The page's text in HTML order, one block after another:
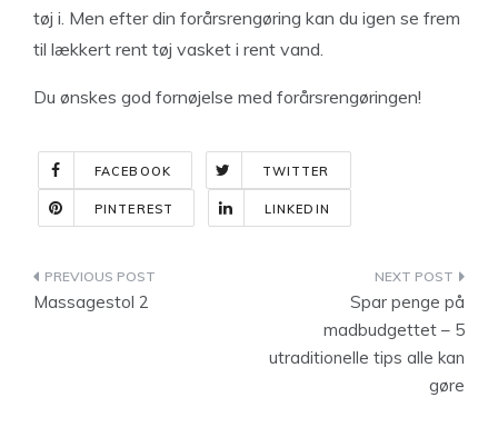
tøj i. Men efter din forårsrengøring kan du igen se frem
til lækkert rent tøj vasket i rent vand.
Du ønskes god fornøjelse med forårsrengøringen!
FACEBOOK TWITTER
PINTEREST LINKEDIN
Indlægsnavigation
Massagestol 2
Spar penge på
madbudgettet – 5
utraditionelle tips alle kan
gøre